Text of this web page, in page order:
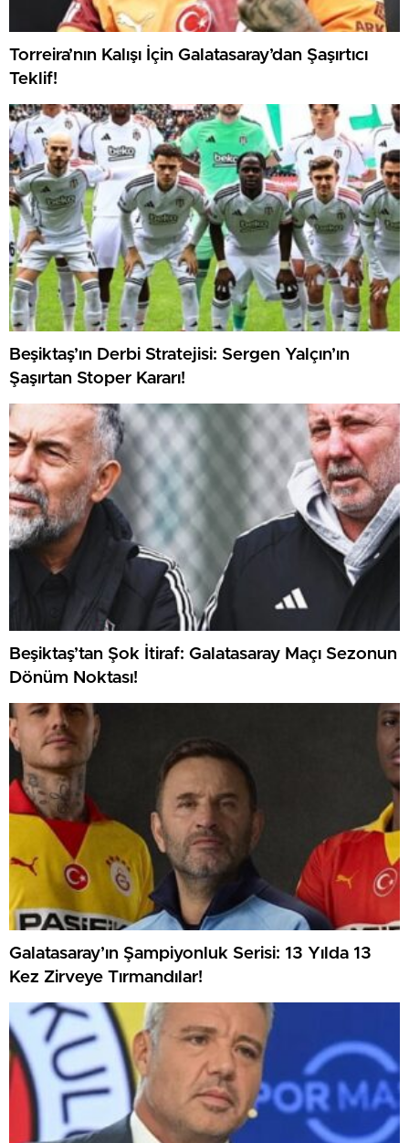
Torreira’nın Kalışı İçin Galatasaray’dan Şaşırtıcı
Teklif!
Beşiktaş’ın Derbi Stratejisi: Sergen Yalçın’ın
Şaşırtan Stoper Kararı!
Beşiktaş’tan Şok İtiraf: Galatasaray Maçı Sezonun
Dönüm Noktası!
Galatasaray’ın Şampiyonluk Serisi: 13 Yılda 13
Kez Zirveye Tırmandılar!